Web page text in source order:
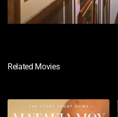
Related Movies